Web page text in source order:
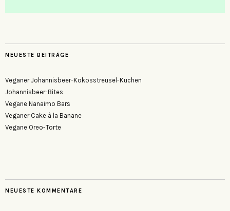
NEUESTE BEITRÄGE
Veganer Johannisbeer-Kokosstreusel-Kuchen
Johannisbeer-Bites
Vegane Nanaimo Bars
Veganer Cake à la Banane
Vegane Oreo-Torte
NEUESTE KOMMENTARE